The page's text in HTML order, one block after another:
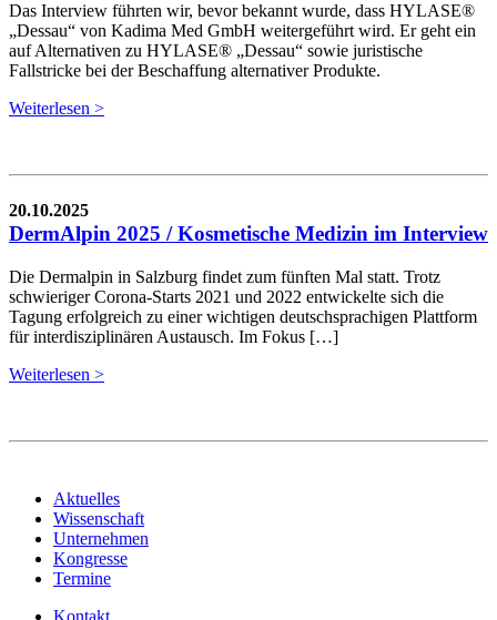
Das Interview führten wir, bevor bekannt wurde, dass HYLASE®
„Dessau“ von Kadima Med GmbH weitergeführt wird. Er geht ein
auf Alternativen zu HYLASE® „Dessau“ sowie juristische
Fallstricke bei der Beschaffung alternativer Produkte.
Weiterlesen >
20.10.2025
DermAlpin 2025 / Kosmetische Medizin im Interview
Die Dermalpin in Salzburg findet zum fünften Mal statt. Trotz
schwieriger Corona-Starts 2021 und 2022 entwickelte sich die
Tagung erfolgreich zu einer wichtigen deutschsprachigen Plattform
für interdisziplinären Austausch. Im Fokus […]
Weiterlesen >
Aktuelles
Wissenschaft
Unternehmen
Kongresse
Termine
Kontakt